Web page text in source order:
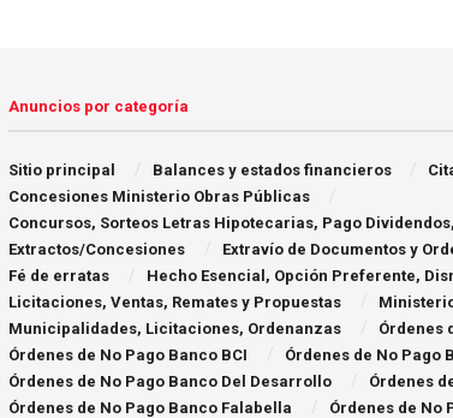
Anuncios por categoría
Sitio principal Balances y estados financieros
Concesiones Ministerio Obras Públicas
Concursos, Sorteos Letras Hipotecarias, Pago
Extractos/Concesiones
Extraví­o de Documentos y
Fé de erratas
Hecho Esencial, Opción Preferente,
Licitaciones, Ventas, Remates y Propuestas
Municipalidades, Licitaciones, Ordenanzas
Órdenes
Órdenes de No Pago Banco BCI
Órdenes de No Pago
Órdenes de No Pago Banco Del Desarrollo
Órdenes
Órdenes de No Pago Banco Falabella
Órdenes de No